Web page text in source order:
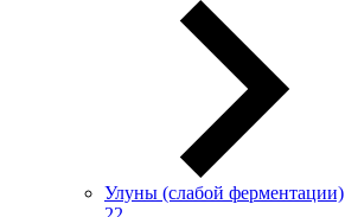
Улуны (слабой ферментации)